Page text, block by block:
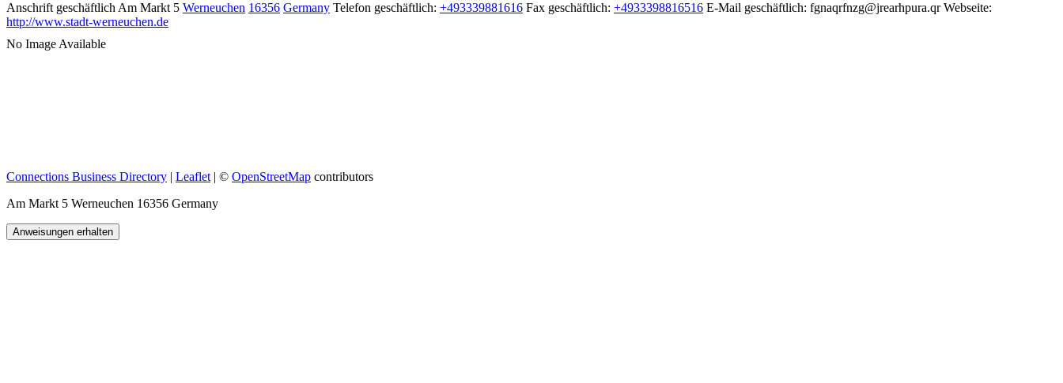
Anschrift geschäftlich Am Markt 5 Werneuchen 16356 Germany Telefon geschäftlich: +493339881616 Fax geschäftlich: +4933398816516 E-Mail geschäftlich: fgnaqrfnzg@jrearhpura.qr Webseite:
http://www.stadt-werneuchen.de
No Image Available
Connections Business Directory | Leaflet | © OpenStreetMap contributors
Am Markt 5 Werneuchen 16356 Germany
Anweisungen erhalten